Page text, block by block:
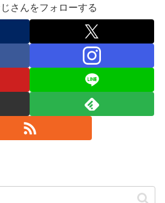
さんをフォローする